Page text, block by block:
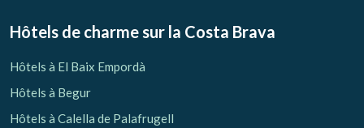
Hôtels de charme sur la Costa Brava
Hôtels à El Baix Empordà
Hôtels à Begur
Hôtels à Calella de Palafrugell